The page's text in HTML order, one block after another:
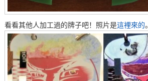
看看其他人加工過的牌子吧！照片是這裡來的。